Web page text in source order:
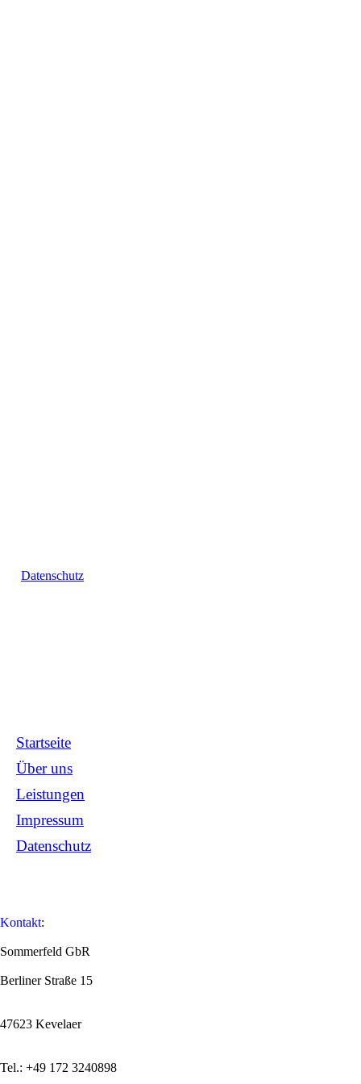
Datenschutz
Startseite
Über uns
Leistungen
Impressum
Datenschutz
Kontakt:
Sommerfeld GbR
Berliner Straße 15
47623 Kevelaer
Tel.: +49 172 3240898